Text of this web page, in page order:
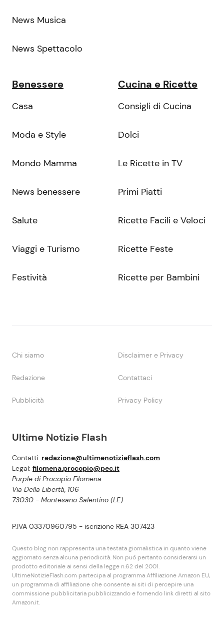
Ultime Notizie Flash
Contatti: redazione@ultimenotizieflash.com
Legal: filomena.procopio@pec.it
Purple di Procopio Filomena
Via Della Libertà, 106
73030 - Montesano Salentino (LE)
P.IVA 03370960795 - iscrizione REA 307423
Questo blog non rappresenta una testata giornalistica in quanto viene
aggiornato senza alcuna periodicità. Non puó pertanto considerarsi un
prodotto editoriale ai sensi della legge n.62 del 2001.
UltimeNotizieFlash.com partecipa al programma Affiliazione Amazon EU,
un programma di affiliazione che consente ai siti di percepire una
commissione pubblicitaria pubblicizzando e fornendo link diretti al sito
Amazon.it.
News Musica
News Spettacolo
Benessere
Casa
Moda e Style
Mondo Mamma
News benessere
Salute
Viaggi e Turismo
Festività
Cucina e Ricette
Consigli di Cucina
Dolci
Le Ricette in TV
Primi Piatti
Ricette Facili e Veloci
Ricette Feste
Ricette per Bambini
Chi siamo Disclaimer e Privacy
Redazione Contattaci
Pubblicità Privacy Policy